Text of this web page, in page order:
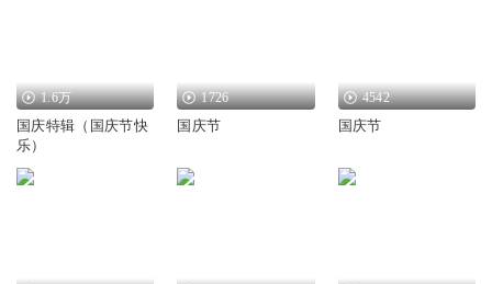
1.6万
国庆特辑（国庆节快
乐）
1726
国庆节
4542
国庆节